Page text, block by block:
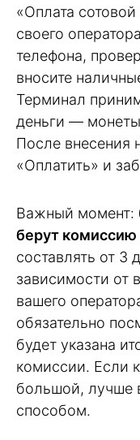
«Оплата сотовой
своего
телефона,
вносите
Терминал
деньги — монеты
После
«Оплатить» и
Важный момент:
берут комиссию
составлять от 3
зависимости от
вашего
обязательно
будет указана
комиссии. Если
большой, лучше
способом.